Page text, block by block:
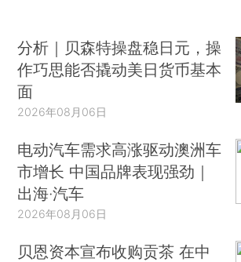
分析｜贝森特操盘稳日元，操
作巧思能否撬动美日货币基本
面
2026年08月06日
电动汽车需求高涨驱动澳洲车
市增长 中国品牌表现强劲｜
出海·汽车
2026年08月06日
贝恩资本宣布收购贡茶 在中